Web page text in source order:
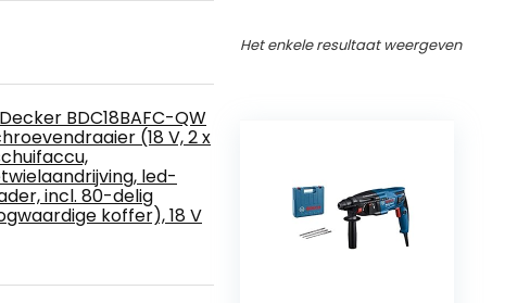
BDC18BAFC-QW
(18 V, 2 x
led-
incl. 80-delig
koffer), 18 V
Het enkele resultaat weergeven